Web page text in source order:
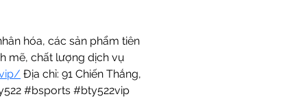
hóa, các sản phẩm tiên
mẽ, chất lượng dịch vụ
Địa chỉ: 91 Chiến Thắng,
#bsports #bty522vip